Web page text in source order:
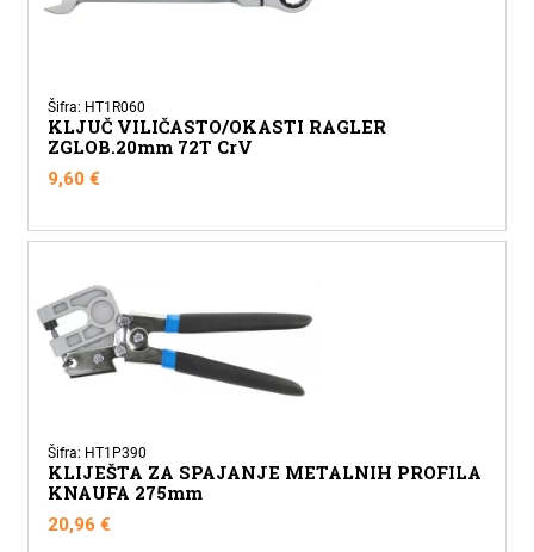
Šifra: HT1R060
KLJUČ VILIČASTO/OKASTI RAGLER
ZGLOB.20mm 72T CrV
9,60€
Šifra: HT1P390
KLIJEŠTA ZA SPAJANJE METALNIH PROFILA
KNAUFA 275mm
20,96€